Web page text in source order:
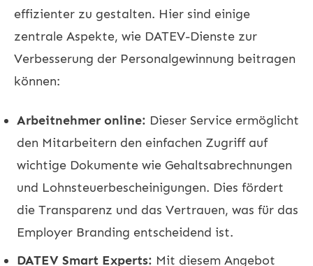
effizienter zu gestalten. Hier sind einige
zentrale Aspekte, wie DATEV-Dienste zur
Verbesserung der Personalgewinnung beitragen
können:
Arbeitnehmer online: Dieser Service ermöglicht
den Mitarbeitern den einfachen Zugriff auf
wichtige Dokumente wie Gehaltsabrechnungen
und Lohnsteuerbescheinigungen. Dies fördert
die Transparenz und das Vertrauen, was für das
Employer Branding entscheidend ist.
DATEV Smart Experts: Mit diesem Angebot